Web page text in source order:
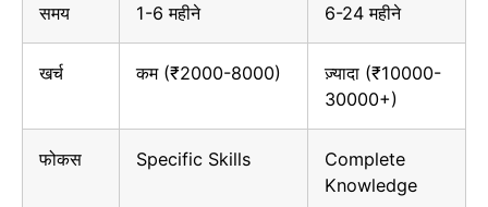
समय 1-6 महीने 6-24 महीने
खर्च कम (₹2000-8000)
ज़्यादा (₹10000-
30000+)
फोकस Specific Skills
Complete
Knowledge